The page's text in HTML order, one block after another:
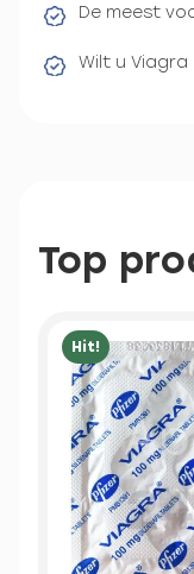
De meest
Wilt u
Top
Hit!